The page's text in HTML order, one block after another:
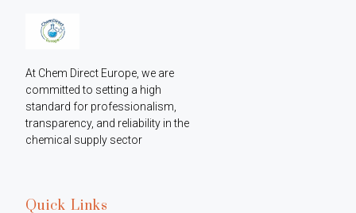
At Chem Direct Europe, we are
committed to setting a high
standard for professionalism,
transparency, and reliability in the
chemical supply sector
Quick Links